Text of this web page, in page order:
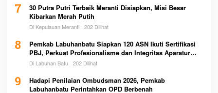
7
30 Putra Putri Terbaik Meranti Disiapkan, Misi Besar
Kibarkan Merah Putih
Di Kepulauan Meranti 202 Dilihat
8
Pemkab Labuhanbatu Siapkan 120 ASN Ikuti Sertifikasi
PBJ, Perkuat Profesionalisme dan Integritas Aparatur
Pemerintah
Di Labuhan Batu 202 Dilihat
9
Hadapi Penilaian Ombudsman 2026, Pemkab
Labuhanbatu Perintahkan OPD Berbenah